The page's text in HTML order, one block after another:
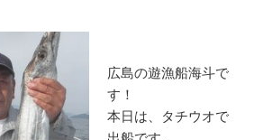
広島の遊漁船海斗で
す！
本日は、タチウオで